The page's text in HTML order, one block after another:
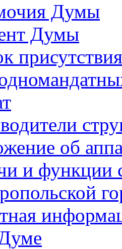
Думы
Думы
об
и функции